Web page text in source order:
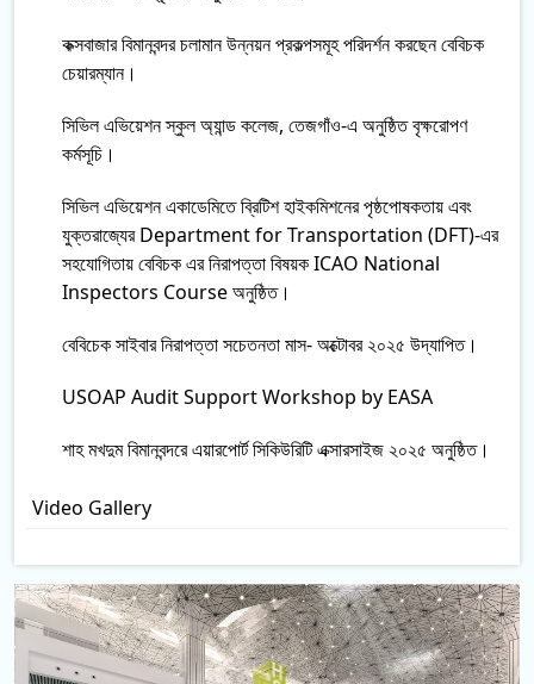
কক্সবাজার বিমানবন্দর চলামান উন্নয়ন প্রকল্পসমূহ পরিদর্শন করছেন বেবিচক
চেয়ারম্যান।
সিভিল এভিয়েশন স্কুল অ্যান্ড কলেজ, তেজগাঁও-এ অনুষ্ঠিত বৃক্ষরোপণ
কর্মসূচি।
সিভিল এভিয়েশন একাডেমিতে ব্রিটিশ হাইকমিশনের পৃষ্ঠপোষকতায় এবং
যুক্তরাজ্যের Department for Transportation (DFT)-এর
সহযোগিতায় বেবিচক এর নিরাপত্তা বিষয়ক ICAO National
Inspectors Course অনুষ্ঠিত।
বেবিচেক সাইবার নিরাপত্তা সচেতনতা মাস- অক্টোবর ২০২৫ উদ্‌যাপিত।
USOAP Audit Support Workshop by EASA
শাহ মখদুম বিমানবন্দরে এয়ারপোর্ট সিকিউরিটি এক্সারসাইজ ২০২৫ অনুষ্ঠিত।
Video Gallery